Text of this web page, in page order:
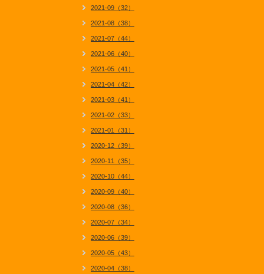
2021-09（32）
2021-08（38）
2021-07（44）
2021-06（40）
2021-05（41）
2021-04（42）
2021-03（41）
2021-02（33）
2021-01（31）
2020-12（39）
2020-11（35）
2020-10（44）
2020-09（40）
2020-08（36）
2020-07（34）
2020-06（39）
2020-05（43）
2020-04（38）